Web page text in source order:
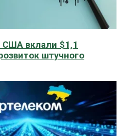
США вклали $1,1
штучного